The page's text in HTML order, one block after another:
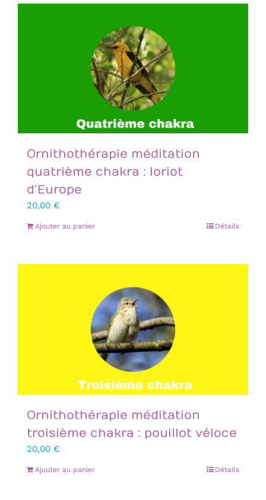
Ornithothérapie méditation
quatrième chakra : loriot
d’Europe
20,00 €
Ajouter au panier Détails
Ornithothérapie méditation
troisième chakra : pouillot véloce
20,00 €
Ajouter au panier Détails